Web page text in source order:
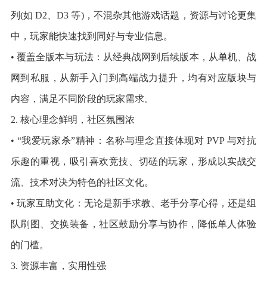
列(如 D2、D3 等)，不混杂其他游戏话题，资源与讨论更集
中，玩家能快速找到同好与专业信息。
• 覆盖全版本与玩法：从经典战网到后续版本，从单机、战
网到私服，从新手入门到高端战力提升，均有对应版块与
内容，满足不同阶段的玩家需求。
2. 核心理念鲜明，社区氛围浓
• “我爱玩家杀”精神：名称与理念直接体现对 PVP 与对抗
乐趣的重视，吸引喜欢竞技、切磋的玩家，形成以实战交
流、技术对决为特色的社区文化。
• 玩家互助文化：无论是新手求教、老手分享心得，还是组
队刷图、交换装备，社区鼓励分享与协作，降低单人体验
的门槛。
3. 资源丰富，实用性强